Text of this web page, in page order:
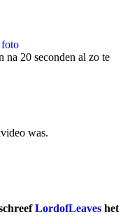
foto
na 20 seconden al zo te
was.
LordofLeaves het